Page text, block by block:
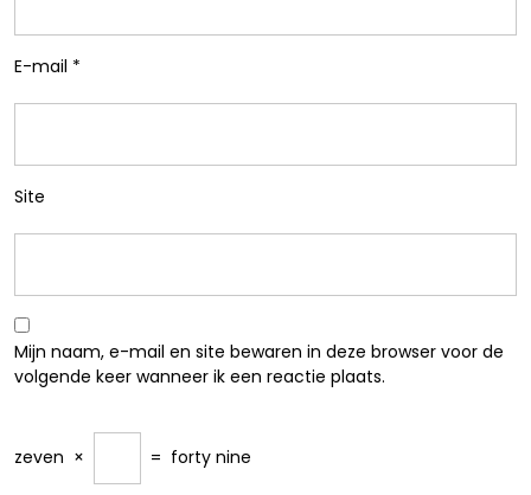
E-mail *
Site
Mijn naam, e-mail en site bewaren in deze browser voor de
volgende keer wanneer ik een reactie plaats.
zeven × = forty nine